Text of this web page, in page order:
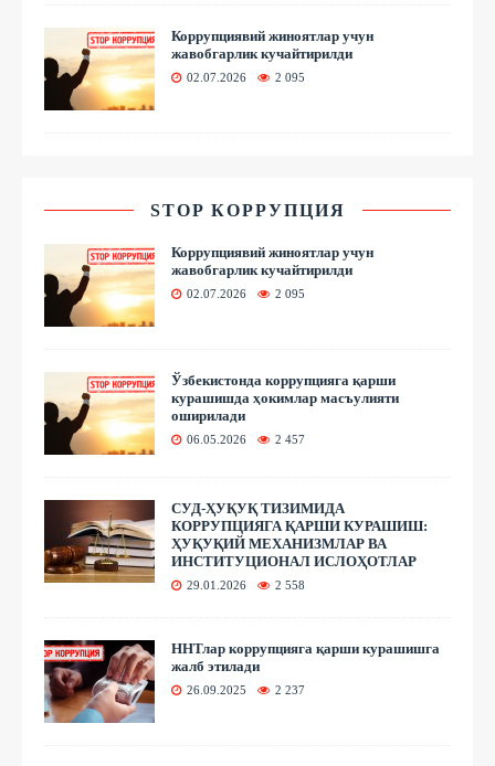
Коррупциявий жиноятлар учун
жавобгарлик кучайтирилди
02.07.2026 2 095
STOP КОРРУПЦИЯ
Коррупциявий жиноятлар учун
жавобгарлик кучайтирилди
02.07.2026 2 095
Ўзбекистонда коррупцияга қарши
курашишда ҳокимлар масъулияти
оширилади
06.05.2026 2 457
СУД-ҲУҚУҚ ТИЗИМИДА
КОРРУПЦИЯГА ҚАРШИ КУРАШИШ:
ҲУҚУҚИЙ МЕХАНИЗМЛАР ВА
ИНСТИТУЦИОНАЛ ИСЛОҲОТЛАР
29.01.2026 2 558
ННТлар коррупцияга қарши курашишга
жалб этилади
26.09.2025 2 237